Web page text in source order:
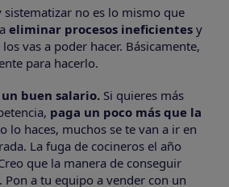
sistematizar no es lo mismo que
eliminar procesos ineficientes y
vas a poder hacer. Básicamente,
para hacerlo.
buen salario. Si quieres más
paga un poco más que la
lo haces, muchos se te van a ir en
La fuga de cocineros el año
que la manera de conseguir
Pon a tu equipo a vender con un